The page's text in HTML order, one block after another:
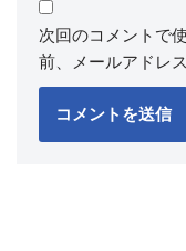
次回のコメントで
前、メールアドレ